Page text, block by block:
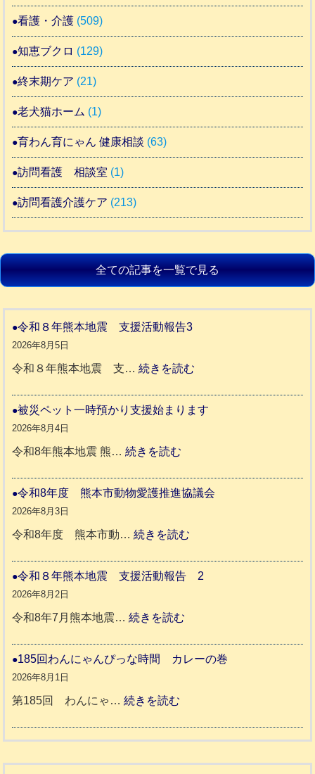
看護・介護 (509)
知恵ブクロ (129)
終末期ケア (21)
老犬猫ホーム (1)
育わん育にゃん 健康相談 (63)
訪問看護 相談室 (1)
訪問看護介護ケア (213)
全ての記事を一覧で見る
令和８年熊本地震 支援活動報告3
2026年8月5日
令和８年熊本地震 支…続きを読む
和
本
支
報
告
被災ペット一時預かり支援始まります
2026年8月4日
令和8年熊本地震 熊…続きを読む
災
ッ
一
り
支
ま
ま
令和8年度 熊本市動物愛護推進協議会
2026年8月3日
令和8年度 熊本市動…続きを読む
和
動
令和８年熊本地震 支援活動報告 2
2026年8月2日
令和8年7月熊本地震…続きを読む
和
185回わんにゃんぴっな時間 カレーの巻
2026年8月1日
第185回 わんにゃ…続きを読む
8